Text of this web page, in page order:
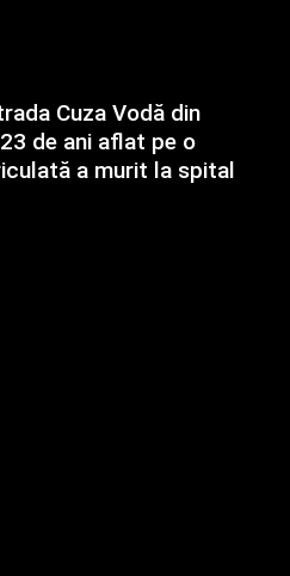
Cuza Vodă din
de ani aflat pe o
a murit la spital